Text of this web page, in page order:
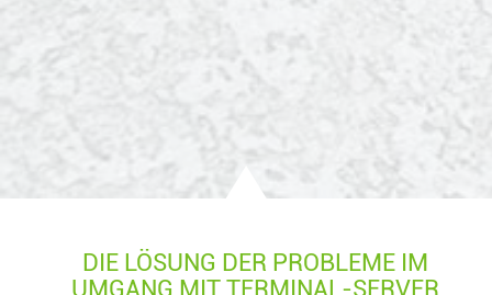
DIE LÖSUNG DER PROBLEME IM
UMGANG MIT TERMINAL-SERVER